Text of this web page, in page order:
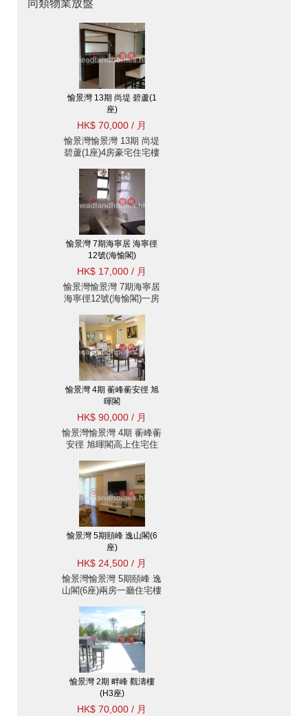
同類物業放盤
愉景灣 13期 尚堤 碧蘆(1
座)
HK$ 70,000 / 月
愉景灣愉景灣 13期 尚堤
碧蘆(1座)4房豪宅住宅樓
愉景灣 7期海寧居 海寧徑
12號(海愉閣)
HK$ 17,000 / 月
愉景灣愉景灣 7期海寧居
海寧徑12號(海愉閣)一房
愉景灣 4期 蘅峰蘅安徑 旭
暉閣
HK$ 90,000 / 月
愉景灣愉景灣 4期 蘅峰蘅
安徑 旭暉閣高上住宅住
愉景灣 5期頤峰 逸山閣(6
座)
HK$ 24,500 / 月
愉景灣愉景灣 5期頤峰 逸
山閣(6座)兩房一廳住宅樓
愉景灣 2期 畔峰 觀濤樓
(H3座)
HK$ 70,000 / 月